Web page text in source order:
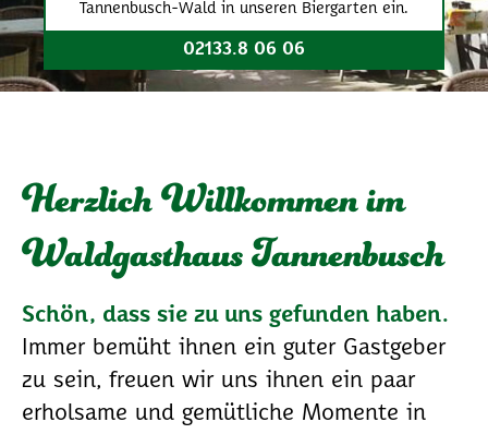
Tannenbusch-Wald in unseren Biergarten ein.
02133.8 06 06
Herzlich Willkommen im
Waldgasthaus Tannenbusch
Schön, dass sie zu uns gefunden haben.
Immer bemüht ihnen ein guter Gastgeber
zu sein, freuen wir uns ihnen ein paar
erholsame und gemütliche Momente in